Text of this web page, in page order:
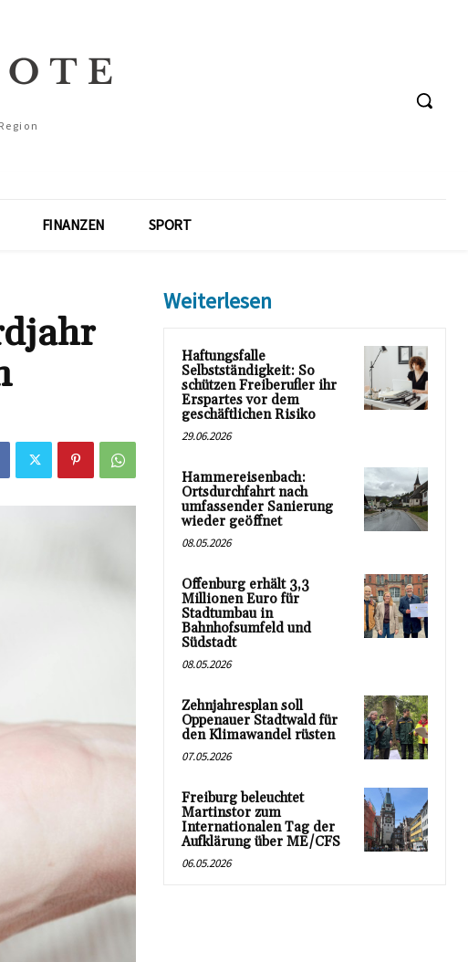
FINANZEN SPORT
Weiterlesen
Haftungsfalle
Selbstständigkeit: So
schützen Freiberufler ihr
Erspartes vor dem
geschäftlichen Risiko
29.06.2026
Hammereisenbach:
Ortsdurchfahrt nach
umfassender Sanierung
wieder geöffnet
08.05.2026
Offenburg erhält 3,3
Millionen Euro für
Stadtumbau in
Bahnhofsumfeld und
Südstadt
08.05.2026
Zehnjahresplan soll
Oppenauer Stadtwald für
den Klimawandel rüsten
07.05.2026
Freiburg beleuchtet
Martinstor zum
Internationalen Tag der
Aufklärung über ME/CFS
06.05.2026